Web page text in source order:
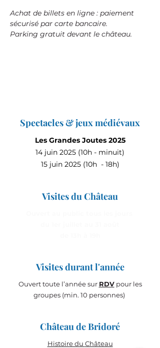
Achat de billets en ligne : paiement
sécurisé par carte bancaire.
Parking gratuit devant le château.
Spectacles & jeux médiévaux
Les Grandes Joutes 2025
14 juin 2025 (10h - minuit)
15 juin 2025 (10h - 18h)
Visites du Château
Visites durant l'année
Ouvert toute l’année sur RDVpour les
groupes (min. 10 personnes)
Château de Bridoré
Histoire du Château